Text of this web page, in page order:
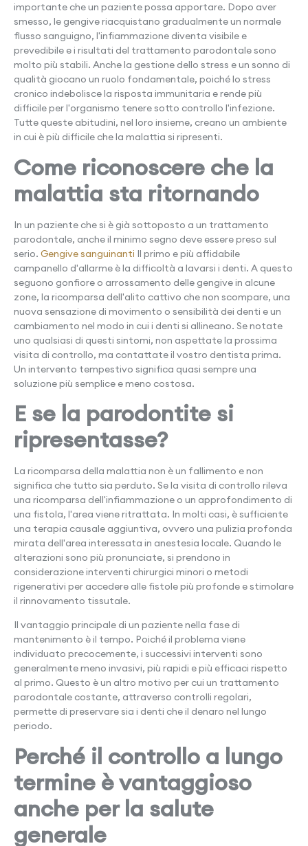
importante che un paziente possa apportare. Dopo aver
smesso, le gengive riacquistano gradualmente un normale
flusso sanguigno, l'infiammazione diventa visibile e
prevedibile e i risultati del trattamento parodontale sono
molto più stabili. Anche la gestione dello stress e un sonno di
qualità giocano un ruolo fondamentale, poiché lo stress
cronico indebolisce la risposta immunitaria e rende più
difficile per l'organismo tenere sotto controllo l'infezione.
Tutte queste abitudini, nel loro insieme, creano un ambiente
in cui è più difficile che la malattia si ripresenti.
Come riconoscere che la
malattia sta ritornando
In un paziente che si è già sottoposto a un trattamento
parodontale, anche il minimo segno deve essere preso sul
serio. Gengive sanguinanti Il primo e più affidabile
campanello d'allarme è la difficoltà a lavarsi i denti. A questo
seguono gonfiore o arrossamento delle gengive in alcune
zone, la ricomparsa dell'alito cattivo che non scompare, una
nuova sensazione di movimento o sensibilità dei denti e un
cambiamento nel modo in cui i denti si allineano. Se notate
uno qualsiasi di questi sintomi, non aspettate la prossima
visita di controllo, ma contattate il vostro dentista prima.
Un intervento tempestivo significa quasi sempre una
soluzione più semplice e meno costosa.
E se la parodontite si
ripresentasse?
La ricomparsa della malattia non è un fallimento e non
significa che tutto sia perduto. Se la visita di controllo rileva
una ricomparsa dell'infiammazione o un approfondimento di
una fistola, l'area viene ritrattata. In molti casi, è sufficiente
una terapia causale aggiuntiva, ovvero una pulizia profonda
mirata dell'area interessata in anestesia locale. Quando le
alterazioni sono più pronunciate, si prendono in
considerazione interventi chirurgici minori o metodi
rigenerativi per accedere alle fistole più profonde e stimolare
il rinnovamento tissutale.
Il vantaggio principale di un paziente nella fase di
mantenimento è il tempo. Poiché il problema viene
individuato precocemente, i successivi interventi sono
generalmente meno invasivi, più rapidi e più efficaci rispetto
al primo. Questo è un altro motivo per cui un trattamento
parodontale costante, attraverso controlli regolari,
permette di preservare sia i denti che il denaro nel lungo
periodo.
Perché il controllo a lungo
termine è vantaggioso
anche per la salute
generale